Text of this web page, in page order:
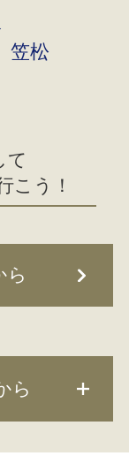
笠松
て
こう！
ら